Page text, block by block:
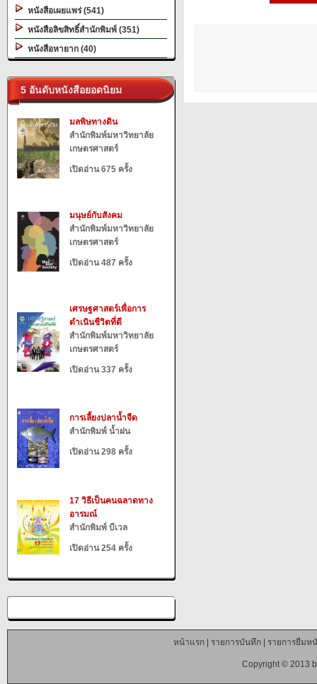
หนังสือเผยแพร่ (541)
หนังสือลิขสิทธิ์สำนักพิมพ์ (351)
หนังสือหายาก (40)
5 อันดับหนังสือยอดนิยม
มลพิษทางดิน
สำนักพิมพ์มหาวิทยาลัย
เกษตรศาสตร์
เปิดอ่าน 675 ครั้ง
มนุษย์กับสังคม
สำนักพิมพ์มหาวิทยาลัย
เกษตรศาสตร์
เปิดอ่าน 487 ครั้ง
เศรษฐศาสตร์เพื่อการ
ดำเนินชีวิตที่ดี
สำนักพิมพ์มหาวิทยาลัย
เกษตรศาสตร์
เปิดอ่าน 337 ครั้ง
การเลี้ยงปลาน้ำจืด
สำนักพิมพ์ น้ำฝน
เปิดอ่าน 298 ครั้ง
17 วิธีเป็นคนฉลาดทาง
อารมณ์
สำนักพิมพ์ บีเวล
เปิดอ่าน 254 ครั้ง
หน้าแรก| รายการบันทึก| รายการยืมห
Copyright © 2013